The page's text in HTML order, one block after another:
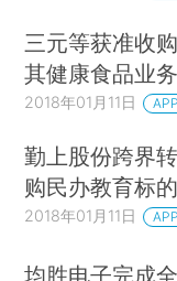
三元等获准收
其健康食品业
2018年01月11日
勤上股份跨界
购民办教育标
2018年01月11日
均胜电子完成